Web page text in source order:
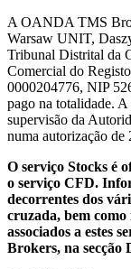
A OANDA TMS
Warsaw UNIT,
Tribunal Distrital da
Comercial do
0000204776, NIP
pago na totalidade.
supervisão da
numa autorização
O serviço Stocks é
o serviço CFD.
decorrentes dos
cruzada, bem como
associados a estes
Brokers, na secção